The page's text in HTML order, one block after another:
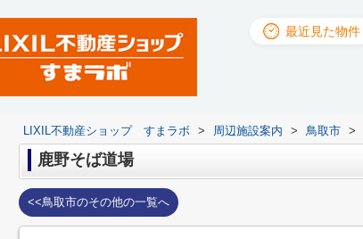
最近見た物件
LIXIL不動産ショップ すまラボ > 周辺施設案内 > 鳥取市 >
鹿野そば道場
<<鳥取市のその他の一覧へ